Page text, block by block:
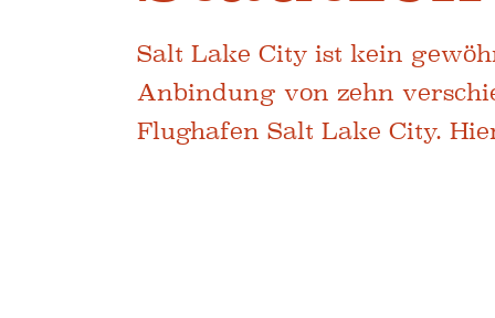
Salt Lake City ist kein
Anbindung von zehn
Flughafen Salt Lake City.